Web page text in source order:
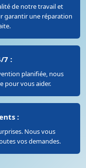
de notre travail et
garantir une réparation
7 :
planifiée, nous
pour vous aider.
:
Nous vous
vos demandes.